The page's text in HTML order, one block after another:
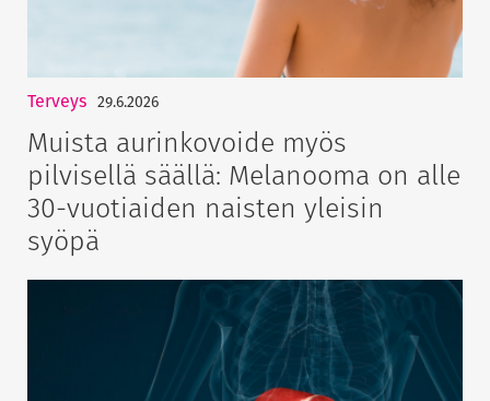
Terveys 29.6.2026
Muista aurinkovoide myös
pilvisellä säällä: Melanooma on alle
30-vuotiaiden naisten yleisin
syöpä